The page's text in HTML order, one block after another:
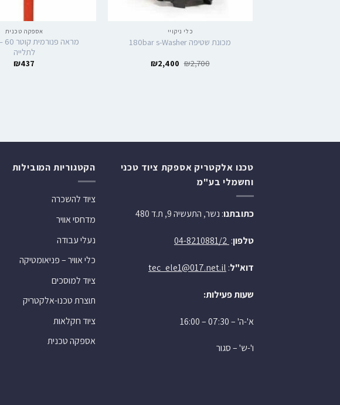
כלי ניקויי
מכונת שטיפה 180bar s-Washer
₪2,700
₪2,400
אספקה טכנית
לתלייה
₪437
טכנו אלקטריק אספקת ציוד טכני
וחשמלי בע"מ
כתובתנו: נשר, התעשיה 9, ת.ד 480
טלפון:
דוא"ל:
tec_ele1@017.net.il
שעות פעילות:
א'-ה' – 07:30 – 16:00
ו'-ש' – סגור
הקטגוריות המובילות
ציוד להשכרה
מדחסי אוויר
נעלי עבודה
כלי אוויר – פניאומטיקה
ציוד למוסכים
תוצרת טכנו-אלקטריק
ציוד חקלאות
אספקה טכנית